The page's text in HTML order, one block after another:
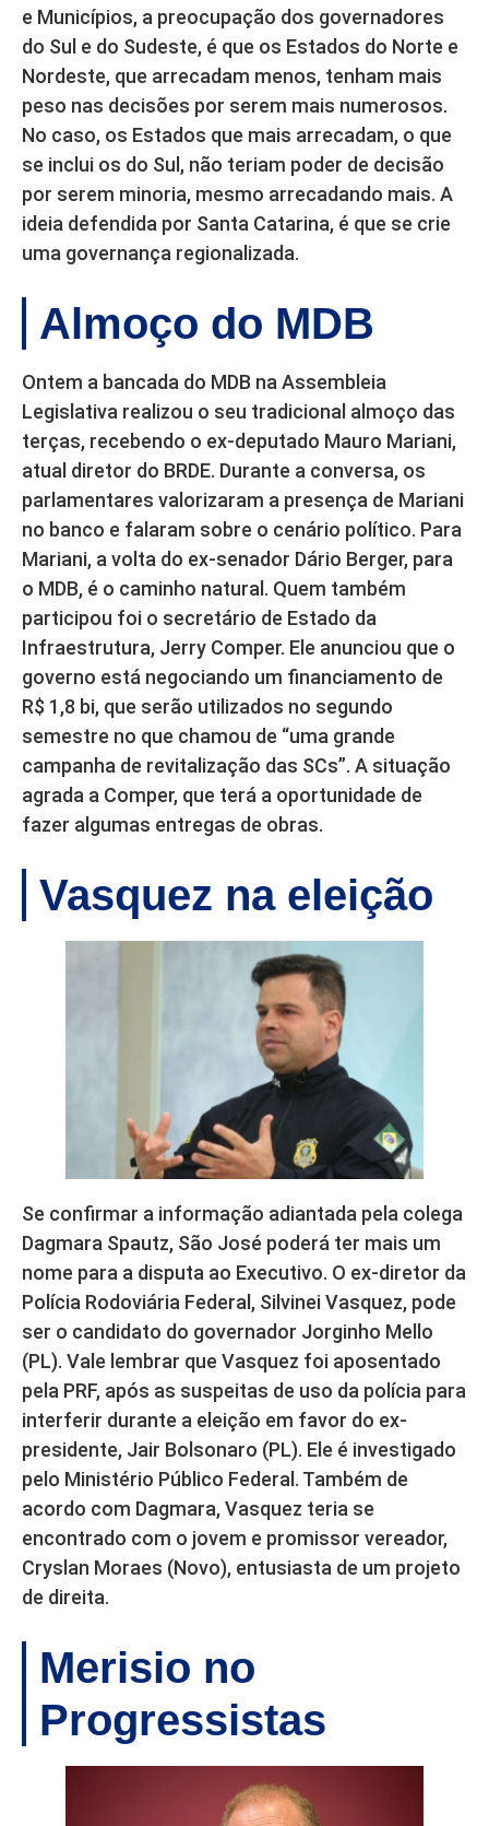
e Municípios, a preocupação dos governadores
do Sul e do Sudeste, é que os Estados do Norte e
Nordeste, que arrecadam menos, tenham mais
peso nas decisões por serem mais numerosos.
No caso, os Estados que mais arrecadam, o que
se inclui os do Sul, não teriam poder de decisão
por serem minoria, mesmo arrecadando mais. A
ideia defendida por Santa Catarina, é que se crie
uma governança regionalizada.
Almoço do MDB
Ontem a bancada do MDB na Assembleia
Legislativa realizou o seu tradicional almoço das
terças, recebendo o ex-deputado Mauro Mariani,
atual diretor do BRDE. Durante a conversa, os
parlamentares valorizaram a presença de Mariani
no banco e falaram sobre o cenário político. Para
Mariani, a volta do ex-senador Dário Berger, para
o MDB, é o caminho natural. Quem também
participou foi o secretário de Estado da
Infraestrutura, Jerry Comper. Ele anunciou que o
governo está negociando um financiamento de
R$ 1,8 bi, que serão utilizados no segundo
semestre no que chamou de “uma grande
campanha de revitalização das SCs”. A situação
agrada a Comper, que terá a oportunidade de
fazer algumas entregas de obras.
Vasquez na eleição
Se confirmar a informação adiantada pela colega
Dagmara Spautz, São José poderá ter mais um
nome para a disputa ao Executivo. O ex-diretor da
Polícia Rodoviária Federal, Silvinei Vasquez, pode
ser o candidato do governador Jorginho Mello
(PL). Vale lembrar que Vasquez foi aposentado
pela PRF, após as suspeitas de uso da polícia para
interferir durante a eleição em favor do ex-
presidente, Jair Bolsonaro (PL). Ele é investigado
pelo Ministério Público Federal. Também de
acordo com Dagmara, Vasquez teria se
encontrado com o jovem e promissor vereador,
Cryslan Moraes (Novo), entusiasta de um projeto
de direita.
Merisio no
Progressistas